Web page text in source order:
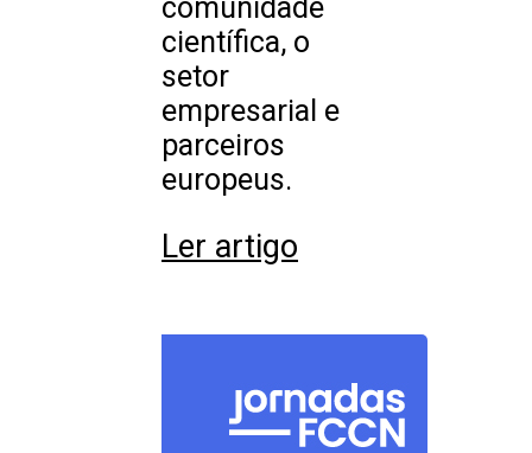
comunidade
científica, o
setor
empresarial e
parceiros
europeus.
Ler artigo